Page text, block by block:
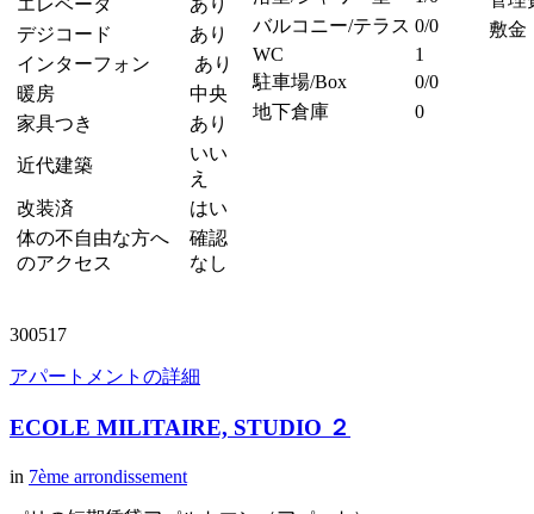
エレベータ
あり
デジコード
あり
インターフォン
あり
暖房
中央
家具つき
あり
近代建築
いい
え
改装済
はい
体の不自由な方へ
のアクセス
確認
なし
バルコニー/テラス 0/0
WC
1
駐車場/Box
0/0
地下倉庫
0
敷金
300517
アパートメントの詳細
ECOLE MILITAIRE, STUDIO ２
in 7ème arrondissement